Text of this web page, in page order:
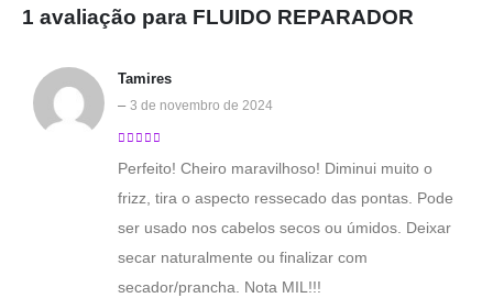
1 avaliação para FLUIDO REPARADOR
Tamires
– 3 de novembro de 2024
Perfeito! Cheiro maravilhoso! Diminui muito o
frizz, tira o aspecto ressecado das pontas. Pode
ser usado nos cabelos secos ou úmidos. Deixar
secar naturalmente ou finalizar com
secador/prancha. Nota MIL!!!